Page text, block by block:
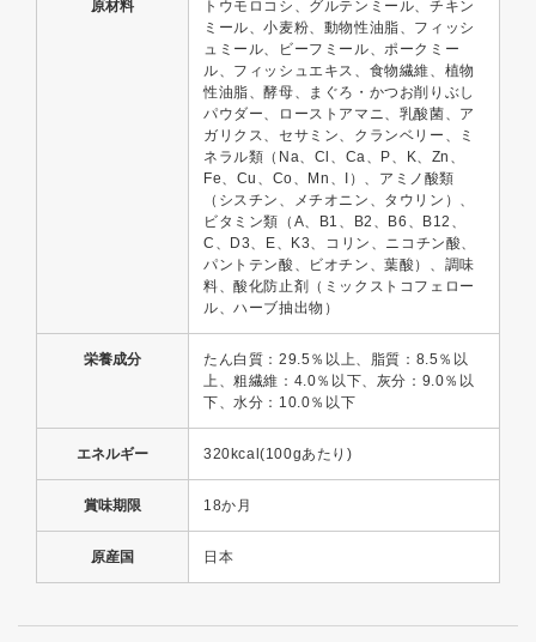
原材料
トウモロコシ、グルテンミール、チキン
ミール、小麦粉、動物性油脂、フィッシ
ュミール、ビーフミール、ポークミー
ル、フィッシュエキス、食物繊維、植物
性油脂、酵母、まぐろ・かつお削りぶし
パウダー、ローストアマニ、乳酸菌、ア
ガリクス、セサミン、クランベリー、ミ
ネラル類（Na、Cl、Ca、P、K、Zn、
Fe、Cu、Co、Mn、I）、アミノ酸類
（シスチン、メチオニン、タウリン）、
ビタミン類（A、B1、B2、B6、B12、
C、D3、E、K3、コリン、ニコチン酸、
パントテン酸、ビオチン、葉酸）、調味
料、酸化防止剤（ミックストコフェロー
ル、ハーブ抽出物）
栄養成分
たん白質：29.5％以上、脂質：8.5％以
上、粗繊維：4.0％以下、灰分：9.0％以
下、水分：10.0％以下
エネルギー 320kcal(100gあたり)
賞味期限 18か月
原産国 日本